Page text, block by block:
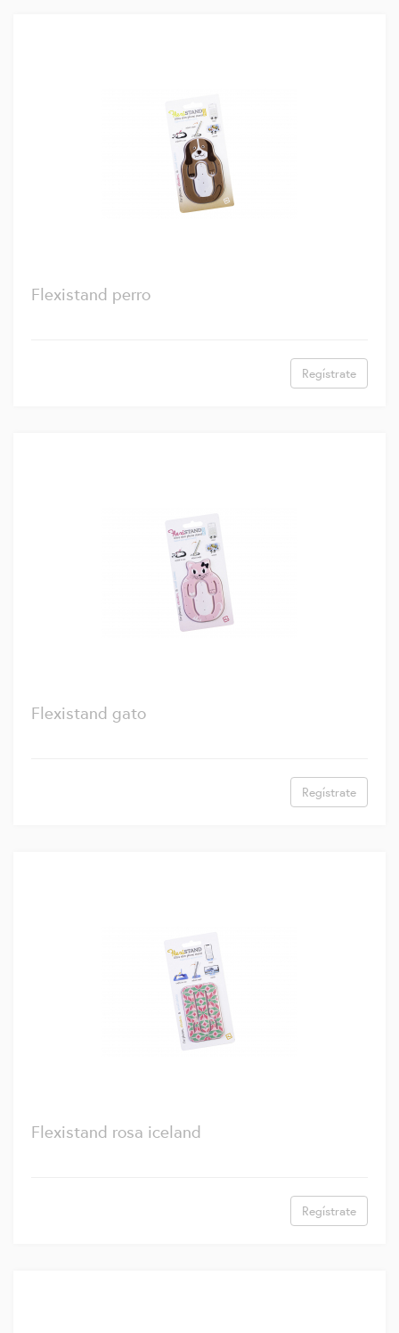
Flexistand perro
Regístrate
Flexistand gato
Regístrate
Flexistand rosa iceland
Regístrate